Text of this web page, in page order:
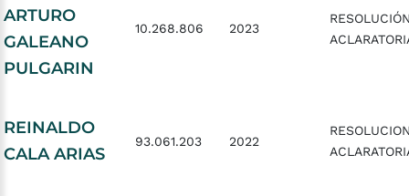
ARTURO
GALEANO
PULGARIN
10.268.806 2023
REINALDO
CALA ARIAS
93.061.203 2022